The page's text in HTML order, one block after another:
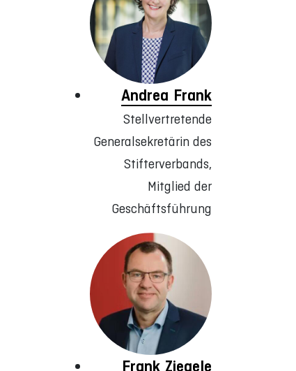
Andrea Frank
Stellvertretende
Generalsekretärin des
Stifterverbands,
Mitglied der
Geschäftsführung
Frank Ziegele